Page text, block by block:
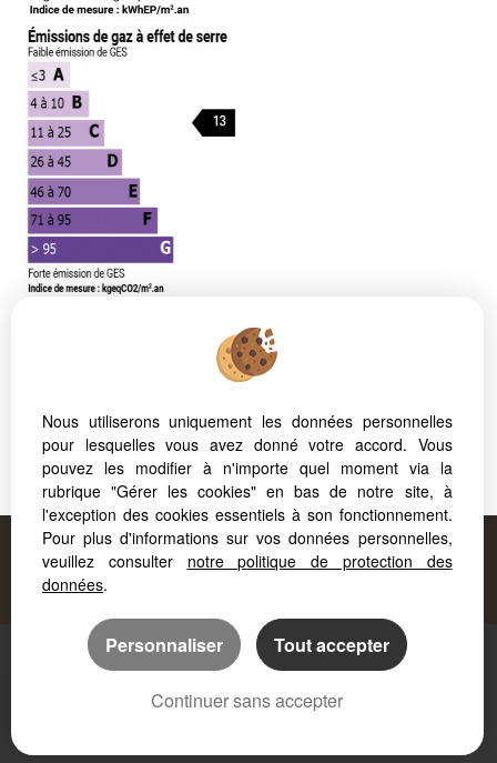
PRIX DE VENTE 661 500 € *
Proposé parFORCAPRIMM, votre agence à
AIX LES BAINS!
Mentions légales Accès Propriétaire
Logiciel immobilier
Création site immobilier
Nous utiliserons uniquement les données personnelles
pour lesquelles vous avez donné votre accord. Vous
pouvez les modifier à n'importe quel moment via la
rubrique "Gérer les cookies" en bas de notre site, à
l'exception des cookies essentiels à son fonctionnement.
Pour plus d'informations sur vos données personnelles,
veuillez consulter notre politique de protection des
données.
Personnaliser Tout accepter
Continuer sans accepter